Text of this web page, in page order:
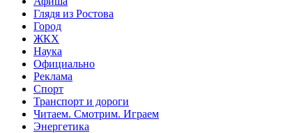
Глядя из Ростова
Город
ЖКХ
Наука
Официально
Реклама
Спорт
Транспорт и дороги
Читаем. Смотрим. Играем
Энергетика